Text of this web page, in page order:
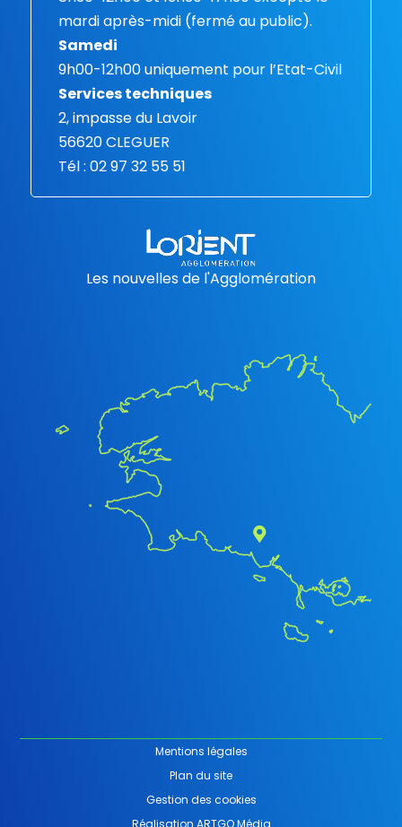
mardi après-midi (fermé au public).
Samedi
9h00-12h00 uniquement pour l’Etat-Civil
Services techniques
2, impasse du Lavoir
56620 CLEGUER
Tél : 02 97 32 55 51
Les nouvelles de l'Agglomération
Mentions légales
Plan du site
Gestion des cookies